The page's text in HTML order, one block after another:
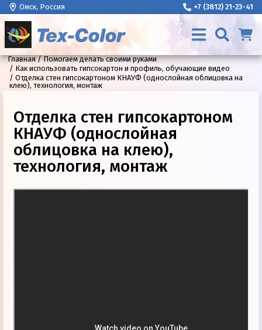
Омск, Россия +7 (3812) 21-23-41
Главная
Помогаем делать своими руками
Как использовать гипсокартон и профиль, обучающие видео
Отделка стен гипсокартоном КНАУФ (однослойная облицовка на
клею), технология, монтаж
Отделка стен гипсокартоном
КНАУФ (однослойная
облицовка на клею),
технология, монтаж